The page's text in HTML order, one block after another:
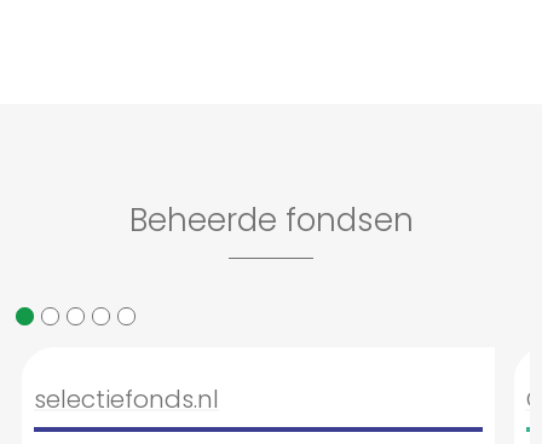
Beheerde fondsen
selectiefonds.nl